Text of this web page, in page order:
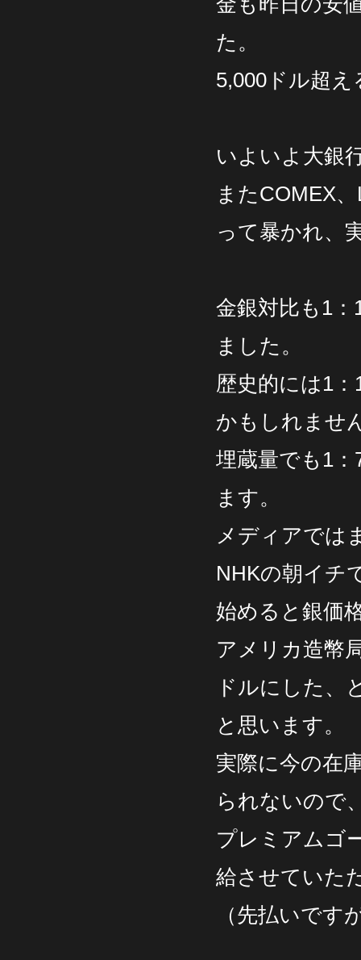
た。
5,000ドル超
いよいよ大銀
またCOMEX
って暴かれ、
金銀対比も1
ました。
歴史的には1
かもしれませ
埋蔵量でも1
ます。
メディアでは
NHKの朝イチ
始めると銀価
アメリカ造幣
ドルにした、
と思います。
実際に今の在
られないので
プレミアムゴ
給させていた
（先払いです